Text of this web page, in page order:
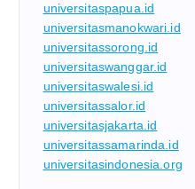
universitaspapua.id
universitasmanokwari.id
universitassorong.id
universitaswanggar.id
universitaswalesi.id
universitassalor.id
universitasjakarta.id
universitassamarinda.id
universitasindonesia.org